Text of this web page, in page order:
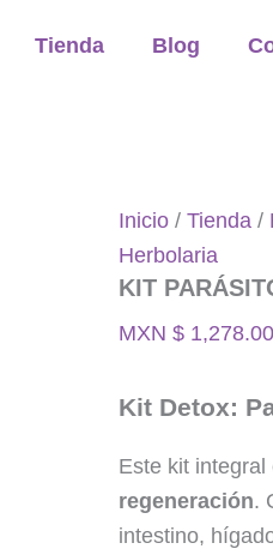
Tienda Blog
Inicio /Tienda /
Herbolaria
KIT
MXN $ 1,278.00
Kit Detox:
Este kit
regeneración.
intestino,
PARÁSITOS